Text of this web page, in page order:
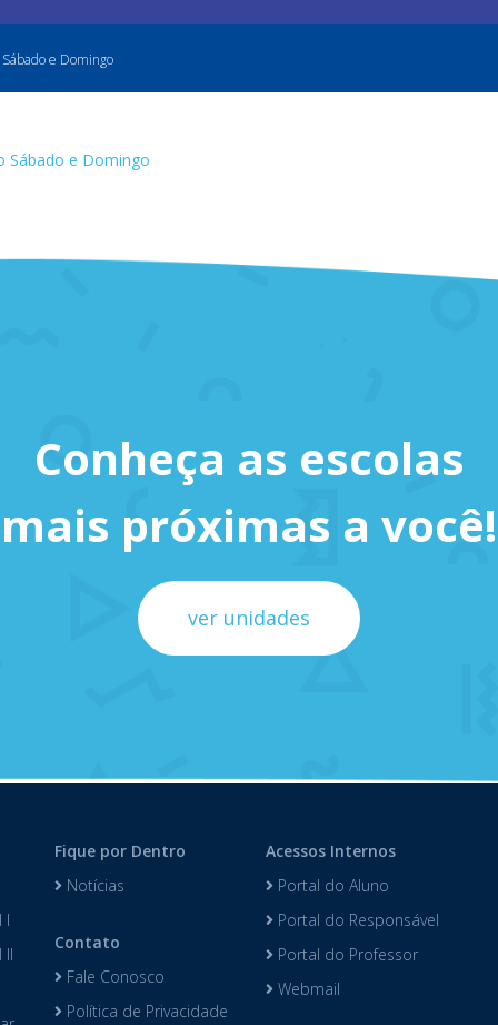
e Domingo
Sábado e Domingo
Conheça as escolas
mais próximas a você!
ver unidades
I
Fique por Dentro
Notícias
Contato
Fale Conosco
Política de Privacidade
Acessos Internos
Portal do Aluno
Portal do Responsável
Portal do Professor
Webmail